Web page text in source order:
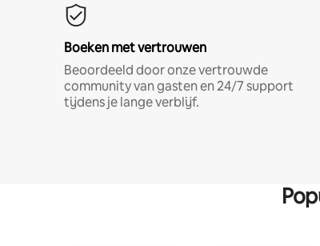
Boeken met vertrouwen
Beoordeeld door onze vertrouwde
community van gasten en 24/7 support
tijdens je lange verblijf.